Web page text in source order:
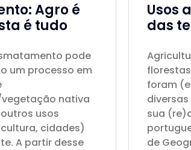
Agro é
é tudo
pode
um processo em
nativa
usos
cidades)
A partir desse
Usos
das
foram
sua
de